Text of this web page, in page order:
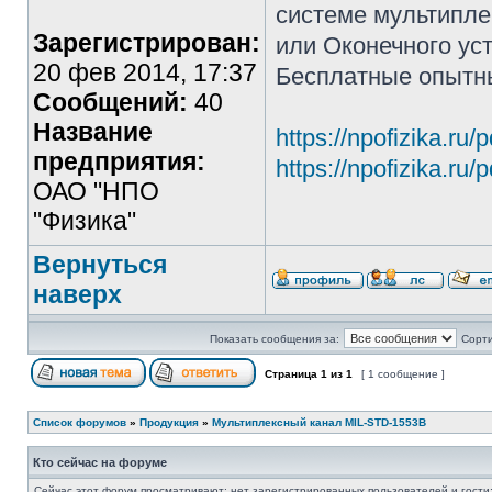
Зарегистрирован:
20 фев 2014, 17:37
Сообщений: 40
Название
предприятия:
ОАО "НПО
"Физика"
системе
или Оконечного
Бесплатные
https://npofizika.ru/
https://npofizika.ru/
Вернуться
наверх
Показать сообщения за:
Страница 1 из 1 [ 1 сообщение ]
Список форумов » Продукция » Мультиплексный канал MIL-STD-1553B
Кто сейчас на форуме